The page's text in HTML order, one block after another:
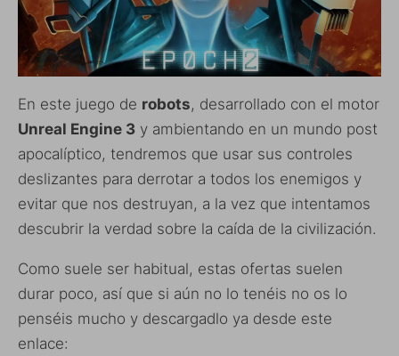
En este juego de robots, desarrollado con el motor
Unreal Engine 3 y ambientando en un mundo post
apocalíptico, tendremos que usar sus controles
deslizantes para derrotar a todos los enemigos y
evitar que nos destruyan, a la vez que intentamos
descubrir la verdad sobre la caída de la civilización.
Como suele ser habitual, estas ofertas suelen
durar poco, así que si aún no lo tenéis no os lo
penséis mucho y descargadlo ya desde este
enlace: